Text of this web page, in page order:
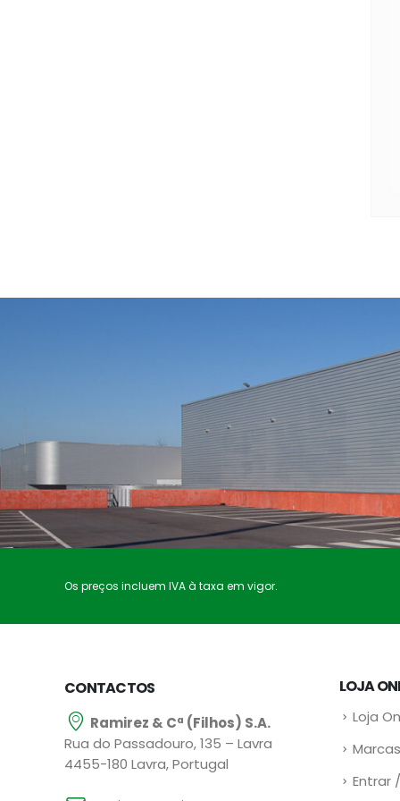
Os preços incluem IVA à taxa em vigor.
CONTACTOS
Ramirez & Cª (Filhos) S.A.
Rua do Passadouro, 135 – Lavra
4455-180 Lavra, Portugal
LOJA
Loja
Entrar